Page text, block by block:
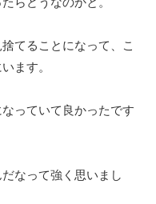
てることになって、こ
ます。
っていて良かったです
なって強く思いまし